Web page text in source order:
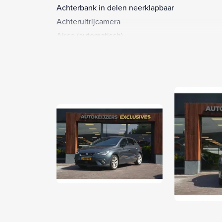
Achterbank in delen neerklapbaar
Achteruitrijcamera
Airco (automatisch)
Bandenspanningscontrolesysteem
Bestuurdersairbag
Bestuurdersstoel in hoogte verstelbaar
Binnenspiegel automatisch dimmend
Bluetooth telefoonvoorbereiding